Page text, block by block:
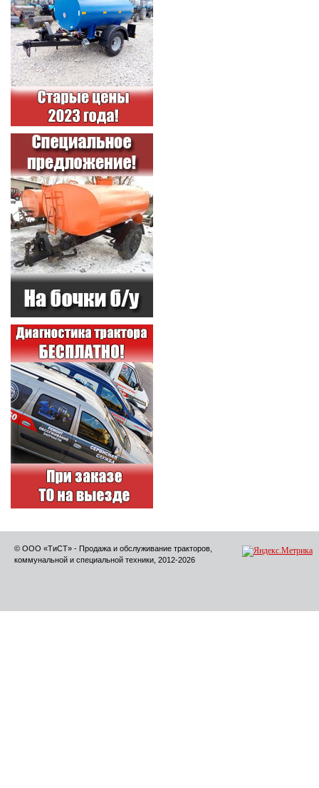
© ООО «ТиСТ» - Продажа и обслуживание тракторов,
коммунальной и специальной техники, 2012-2026